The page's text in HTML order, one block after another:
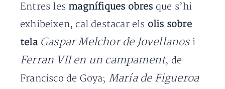
Entres les magnífiques obres que s’hi
exhibeixen, cal destacar els olis sobre
tela Gaspar Melchor de Jovellanosi
Ferran VII en un campament, de
Francisco de Goya; María de Figueroa